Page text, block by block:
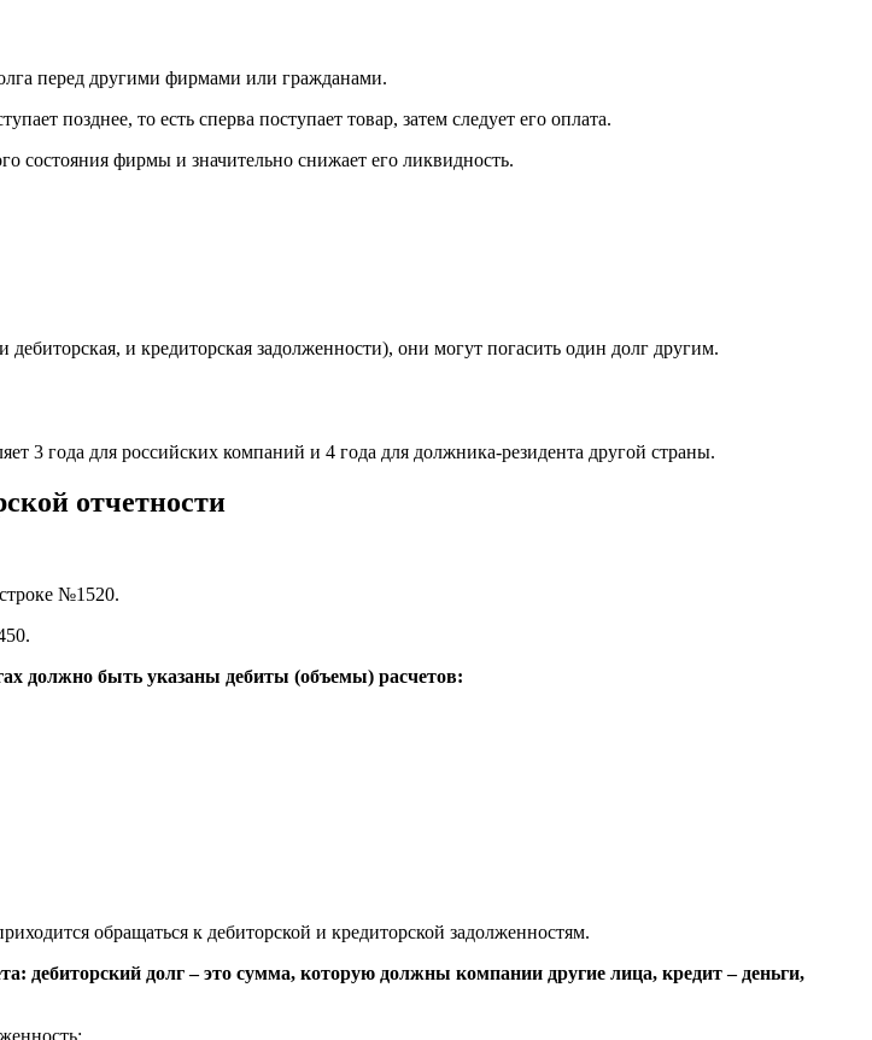
перед другими фирмами или гражданами.
позднее, то есть сперва поступает товар, затем следует его оплата.
состояния фирмы и значительно снижает его ликвидность.
и кредиторская задолженности), они могут погасить один долг другим.
3 года для российских компаний и 4 года для должника-резидента другой страны.
отчетности
№1520.
должно быть указаны дебиты (объемы) расчетов:
обращаться к дебиторской и кредиторской задолженностям.
дебиторский долг – это сумма, которую должны компании другие лица, кредит – деньги,